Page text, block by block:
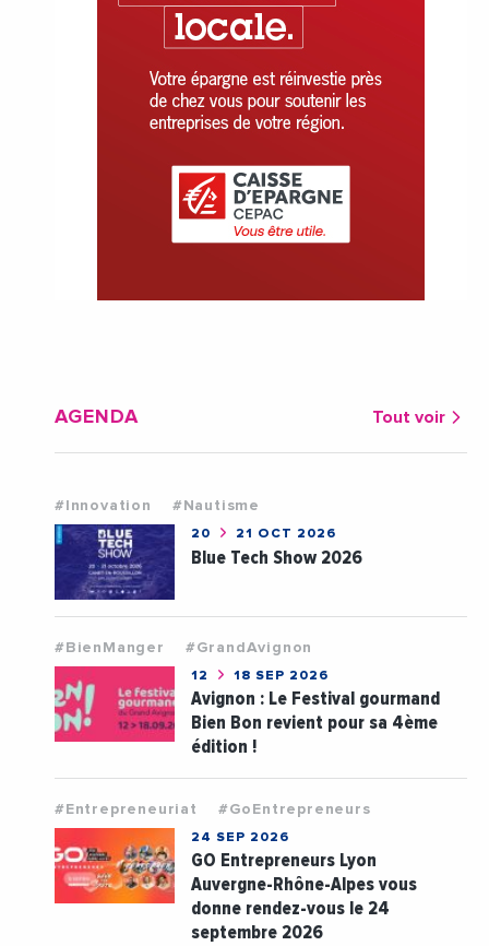
AGENDA Tout voir
#Innovation #Nautisme
20 21 OCT 2026
Blue Tech Show 2026
#BienManger #GrandAvignon
12 18 SEP 2026
Avignon : Le Festival gourmand
Bien Bon revient pour sa 4ème
édition !
#Entrepreneuriat #GoEntrepreneurs
24 SEP 2026
GO Entrepreneurs Lyon
Auvergne-Rhône-Alpes vous
donne rendez-vous le 24
septembre 2026